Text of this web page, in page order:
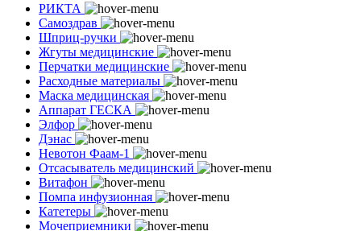
РИКТА
Самоздрав
Шприц-ручки
Жгуты медицинские
Перчатки медицинские
Расходные материалы
Маска медицинская
Аппарат ГЕСКА
Элфор
Дэнас
Невотон Фаам-1
Отсасыватель медицинский
Витафон
Помпа инфузионная
Катетеры
Мочеприемники